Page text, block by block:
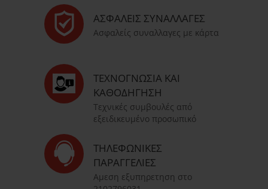
ΑΣΦΑΛΕΊΣ ΣΥΝΑΛΛΑΓΈΣ
Ασφαλείς συναλλαγες με κάρτα
ΤΕΧΝΟΓΝΩΣΊΑ ΚΑΙ
ΚΑΘΟΔΉΓΗΣΗ
Τεχνικές συμβουλές από
εξειδικευμένο προσωπικό
ΤΗΛΕΦΩΝΙΚΈΣ
ΠΑΡΑΓΓΕΛΊΕΣ
Αμεση εξυπηρετηση στο